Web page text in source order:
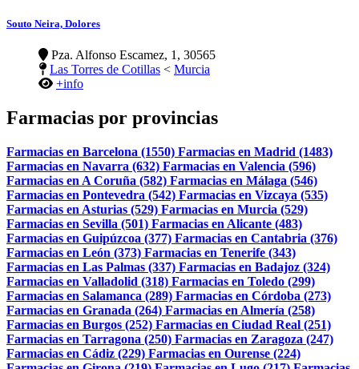
Souto Neira, Dolores
Pza. Alfonso Escamez, 1, 30565
Las Torres de Cotillas < Murcia
+info
Farmacias por provincias
Farmacias en Barcelona (1550) Farmacias en Madrid (1483)
Farmacias en Navarra (632) Farmacias en Valencia (596)
Farmacias en A Coruña (582) Farmacias en Málaga (546)
Farmacias en Pontevedra (542) Farmacias en Vizcaya (535)
Farmacias en Asturias (529) Farmacias en Murcia (529)
Farmacias en Sevilla (501) Farmacias en Alicante (483)
Farmacias en Guipúzcoa (377) Farmacias en Cantabria (376)
Farmacias en León (373) Farmacias en Tenerife (343)
Farmacias en Las Palmas (337) Farmacias en Badajoz (324)
Farmacias en Valladolid (318) Farmacias en Toledo (299)
Farmacias en Salamanca (289) Farmacias en Córdoba (273)
Farmacias en Granada (264) Farmacias en Almería (258)
Farmacias en Burgos (252) Farmacias en Ciudad Real (251)
Farmacias en Tarragona (250) Farmacias en Zaragoza (247)
Farmacias en Cádiz (229) Farmacias en Ourense (224)